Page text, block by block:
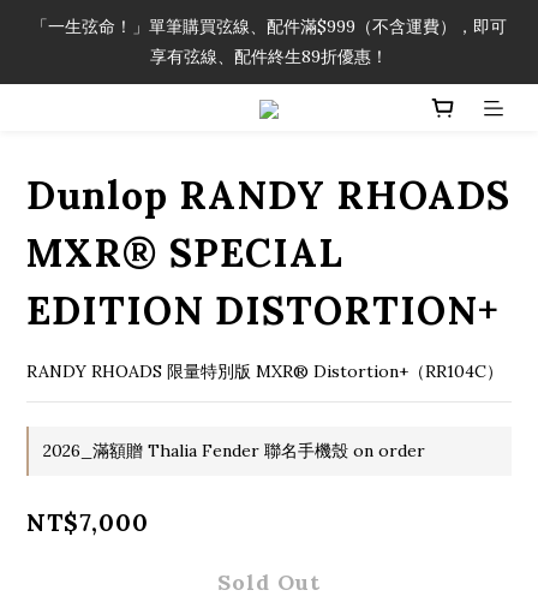
「一生弦命！」單筆購買弦線、配件滿$999（不含運費），即可
享有弦線、配件終生89折優惠！
「一生弦命！」單筆購買弦線、配件滿$999（不含運費），即可
享有弦線、配件終生89折優惠！
加入會員即領2000元購物金。 加入購物車查看更多折扣！
「一生弦命！」單筆購買弦線、配件滿$999（不含運費），即可
享有弦線、配件終生89折優惠！
Dunlop RANDY RHOADS
MXR® SPECIAL
EDITION DISTORTION+
RANDY RHOADS 限量特別版 MXR® Distortion+（RR104C）
2026_滿額贈 Thalia Fender 聯名手機殼 on order
NT$7,000
Sold Out